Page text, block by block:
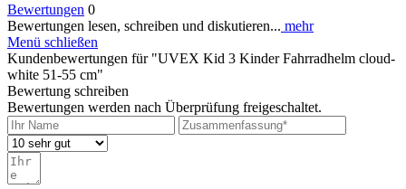
Bewertungen 0
Bewertungen lesen, schreiben und diskutieren... mehr
Menü schließen
Kundenbewertungen für "UVEX Kid 3 Kinder Fahrradhelm cloud-
white 51-55 cm"
Bewertung schreiben
Bewertungen werden nach Überprüfung freigeschaltet.